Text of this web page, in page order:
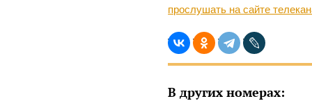
прослушать на сайте
В других номерах: